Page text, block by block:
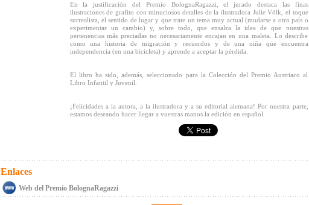
En la justificación del Premio BolognaRagazzi, el jurado destaca las finas
ilustraciones de grafito con minuciosos detalles de la ilustradora Julie Völk, el toque
surrealista, el sentido de lugar y que trate un tema muy actual (mudarse a otro país o
experimentar un cambio) y, sobre todo, que ensalza la idea de que nuestras
pertenencias más preciadas no necesariamente encajan en una maleta. Lo describe
como una historia de migración y recuerdos y de una niña que encuentra
independencia (en una bicicleta) y aprende a aceptar la pérdida.
El libro ha sido, además, seleccionado para la Colección del Premio Austriaco al
Libro Infantil y Juvenil.
¡Felicidades a la autora, a la ilustradora y a su editorial alemana! Por nuestra parte,
estamos deseando hacer llegar a vuestras manos la edición en español.
Enlaces
Web del Premio BolognaRagazzi